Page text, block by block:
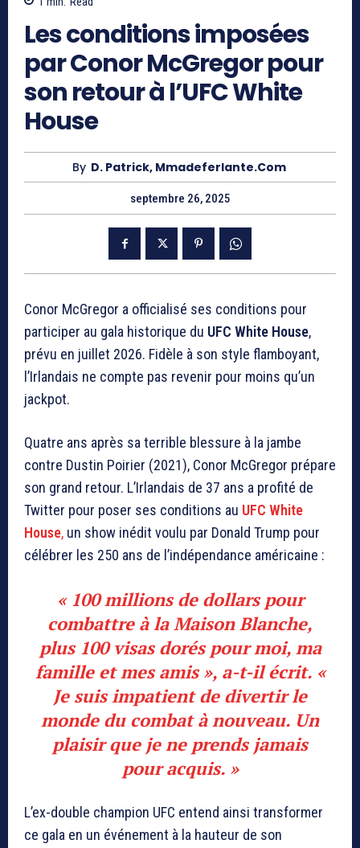
Les conditions imposées
par Conor McGregor pour
son retour à l’UFC White
House
By D. Patrick, Mmadeferlante.com
septembre 26, 2025
Conor McGregor a officialisé ses conditions pour
participer au gala historique du UFC White House,
prévu en juillet 2026. Fidèle à son style flamboyant,
l’Irlandais ne compte pas revenir pour moins qu’un
jackpot.
Quatre ans après sa terrible blessure à la jambe
contre Dustin Poirier (2021), Conor McGregor prépare
son grand retour. L’Irlandais de 37 ans a profité de
Twitter pour poser ses conditions au UFC White
House, un show inédit voulu par Donald Trump pour
célébrer les 250 ans de l’indépendance américaine :
« 100 millions de dollars pour
combattre à la Maison Blanche,
plus 100 visas dorés pour moi, ma
famille et mes amis », a-t-il écrit. «
Je suis impatient de divertir le
monde du combat à nouveau. Un
plaisir que je ne prends jamais
pour acquis. »
L’ex-double champion UFC entend ainsi transformer
ce gala en un événement à la hauteur de son